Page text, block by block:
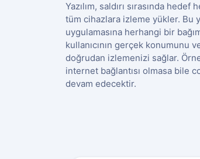
Yazılım, saldırı sırasında
tüm cihazlara izleme yükler. Bu
uygulamasına herhangi bir
kullanıcının gerçek konumunu
doğrudan izlemenizi sağlar.
internet bağlantısı olmasa bile
devam edecektir.